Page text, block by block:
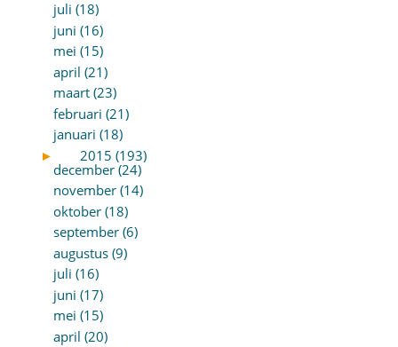
juli (18)
juni (16)
mei (15)
april (21)
maart (23)
februari (21)
januari (18)
►
2015 (193)
december (24)
november (14)
oktober (18)
september (6)
augustus (9)
juli (16)
juni (17)
mei (15)
april (20)